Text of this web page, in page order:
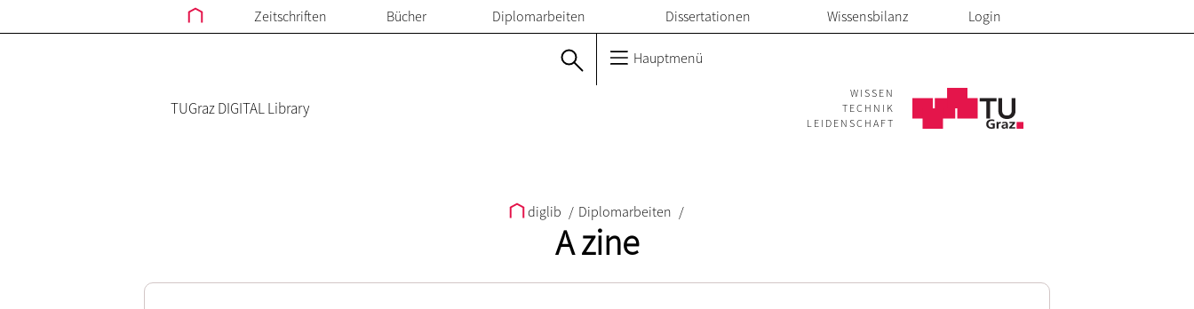
Zeitschriften Bücher Diplomarbeiten Dissertationen Wissensbilanz Login
Hauptmenü
TUGraz DIGITAL Library
WISSEN
TECHNIK
LEIDENSCHAFT
diglib / Diplomarbeiten /
A zine